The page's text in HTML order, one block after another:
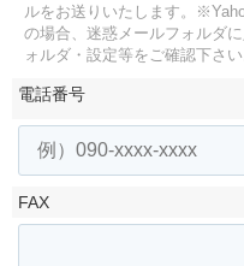
ルをお送りいたします。
の場合、迷惑メールフォルダに
ォルダ・設定等をご確認下さい
電話番号
FAX